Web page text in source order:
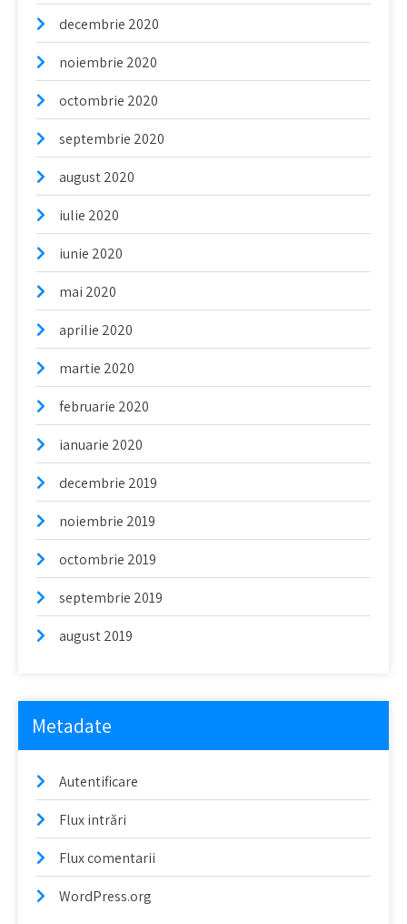
decembrie 2020
noiembrie 2020
octombrie 2020
septembrie 2020
august 2020
iulie 2020
iunie 2020
mai 2020
aprilie 2020
martie 2020
februarie 2020
ianuarie 2020
decembrie 2019
noiembrie 2019
octombrie 2019
septembrie 2019
august 2019
Metadate
Autentificare
Flux intrări
Flux comentarii
WordPress.org